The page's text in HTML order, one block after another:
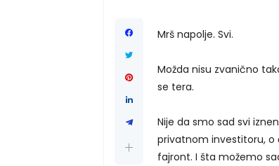
Mrš napolje. Svi.
Možda nisu zvanično
se tera.
Nije da smo sad svi
privatnom investitoru,
fajront. I šta možemo